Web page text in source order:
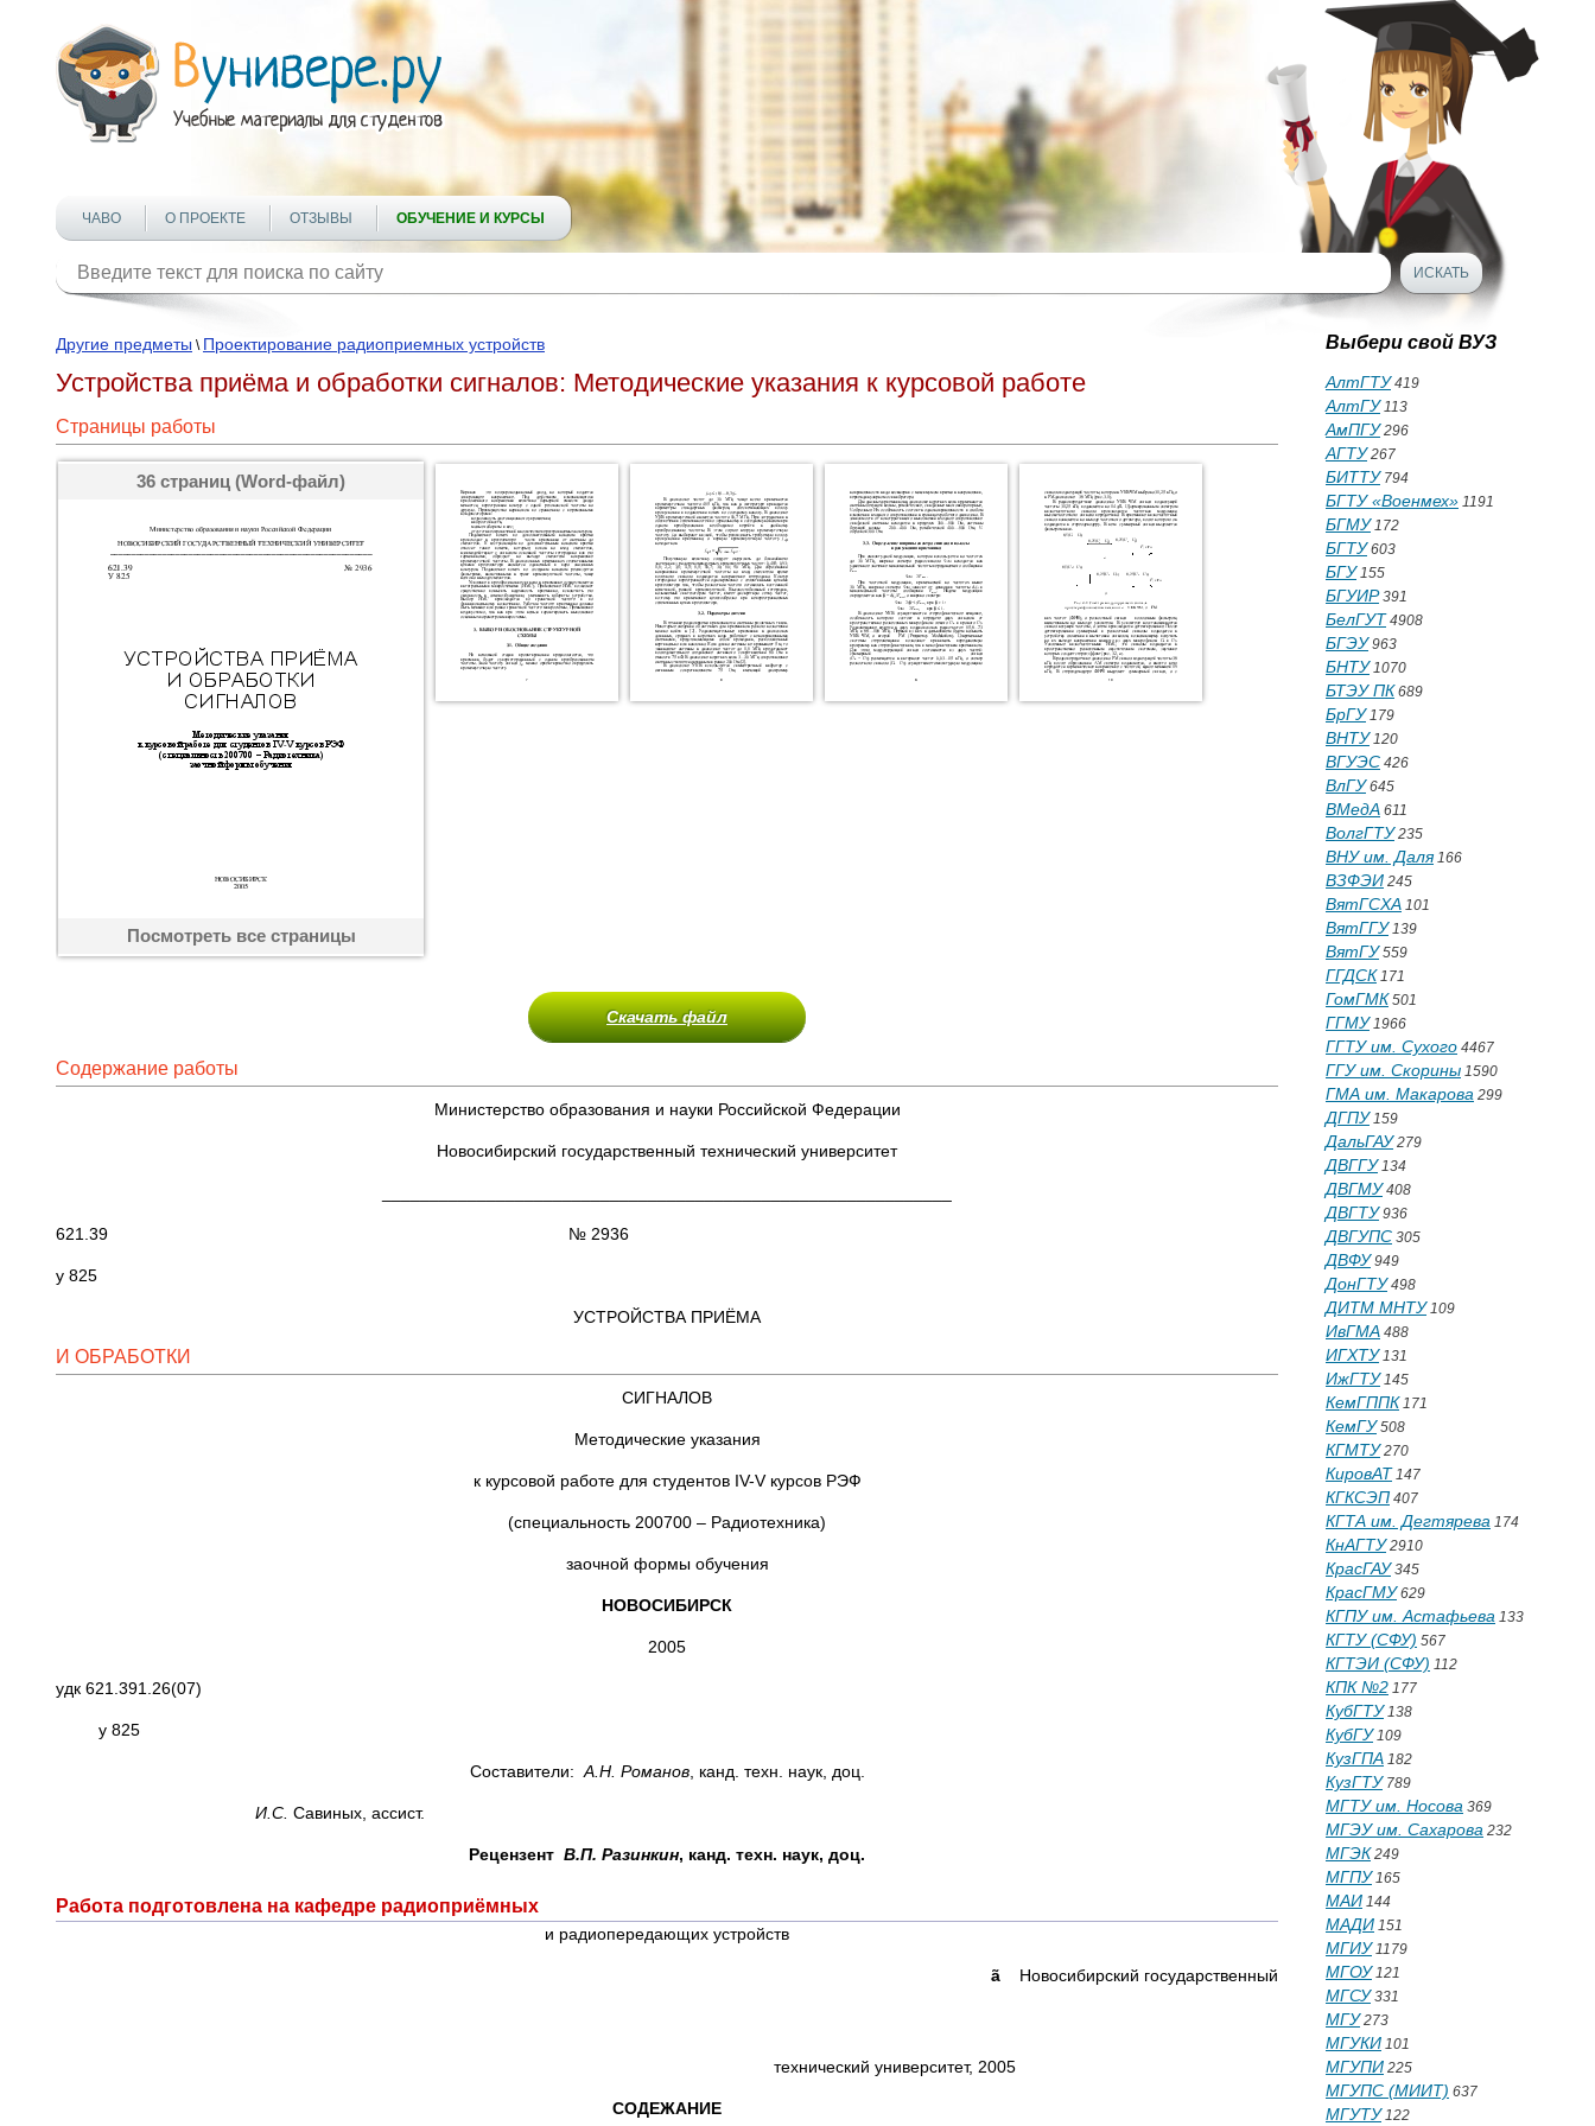
ЧАВО О ПРОЕКТЕ ОТЗЫВЫ ОБУЧЕНИЕ И КУРСЫ
Другие предметы \ Проектирование радиоприемных устройств
Устройства приёма и обработки сигналов: Методические указания к курсовой работе
Страницы работы
36 страниц (Word-файл)
Посмотреть все страницы
Скачать файл
Содержание работы
Министерство образования и науки Российской Федерации
Новосибирский государственный технический университет
621.39 № 2936
у 825
УСТРОЙСТВА ПРИЁМА
И ОБРАБОТКИ
СИГНАЛОВ
Методические указания
к курсовой работе для студентов IV-V курсов РЭФ
(специальность 200700 – Радиотехника)
заочной формы обучения
НОВОСИБИРСК
2005
удк 621.391.26(07)
у 825
Составители: А.Н. Романов, канд. техн. наук, доц.
И.С. Савиных, ассист.
Рецензент В.П. Разинкин, канд. техн. наук, доц.
Работа подготовлена на кафедре радиоприёмных
и радиопередающих устройств
ã Новосибирский государственный
технический университет, 2005
СОДЕЖАНИЕ
Выбери свой ВУЗ
АлтГТУ419
АлтГУ113
АмПГУ296
АГТУ267
БИТТУ794
БГТУ «Военмех» 1191
БГМУ172
БГТУ603
БГУ155
БГУИР391
БелГУТ 4908
БГЭУ963
БНТУ1070
БТЭУ ПК 689
БрГУ179
ВНТУ120
ВГУЭС 426
ВлГУ645
ВМедА 611
ВолгГТУ235
ВНУ им. Даля166
ВЗФЭИ 245
ВятГСХА 101
ВятГГУ139
ВятГУ559
ГГДСК 171
ГомГМК 501
ГГМУ1966
ГГТУ им. Сухого 4467
ГГУ им. Скорины 1590
ГМА им. Макарова 299
ДГПУ159
ДальГАУ279
ДВГГУ134
ДВГМУ408
ДВГТУ936
ДВГУПС 305
ДВФУ949
ДонГТУ498
ДИТМ МНТУ109
ИвГМА 488
ИГХТУ131
ИжГТУ145
КемГППК 171
КемГУ508
КГМТУ270
КировАТ 147
КГКСЭП 407
КГТА им. Дегтярева 174
КнАГТУ2910
КрасГАУ345
КрасГМУ629
КГПУ им. Астафьева 133
КГТУ (СФУ) 567
КГТЭИ (СФУ) 112
КПК №2 177
КубГТУ138
КубГУ109
КузГПА 182
КузГТУ789
МГТУ им. Носова 369
МГЭУ им. Сахарова 232
МГЭК 249
МГПУ165
МАИ 144
МАДИ 151
МГИУ1179
МГОУ121
МГСУ331
МГУ273
МГУКИ 101
МГУПИ 225
МГУПС (МИИТ) 637
МГУТУ122